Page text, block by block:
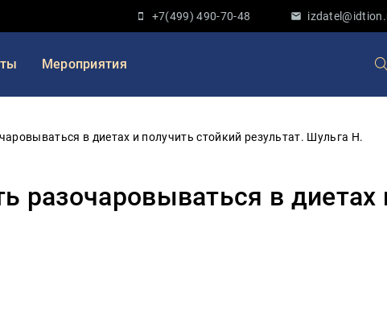
+7(499) 490-70-48
Мероприятия
в диетах и получить стойкий результат. Шульга Н.
разочаровываться в диетах